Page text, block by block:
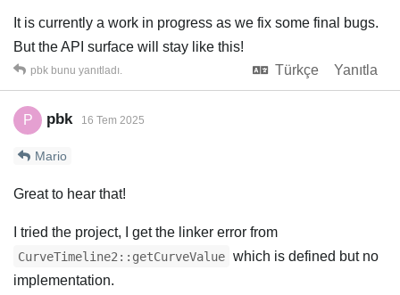
It is currently a work in progress as we fix some final bugs.
But the API surface will stay like this!
Türkçe
Yanıtla
pbk bunu yanıtladı.
P pbk 16 Tem 2025
Mario
Great to hear that!
I tried the project, I get the linker error from
CurveTimeline2::getCurveValue which is defined but no
implementation.